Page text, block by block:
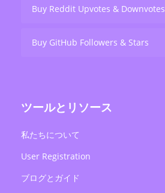
Buy Reddit Upvotes & Downvotes
Buy GitHub Followers & Stars
ツールとリソース
私たちについて
User Registration
ブログとガイド